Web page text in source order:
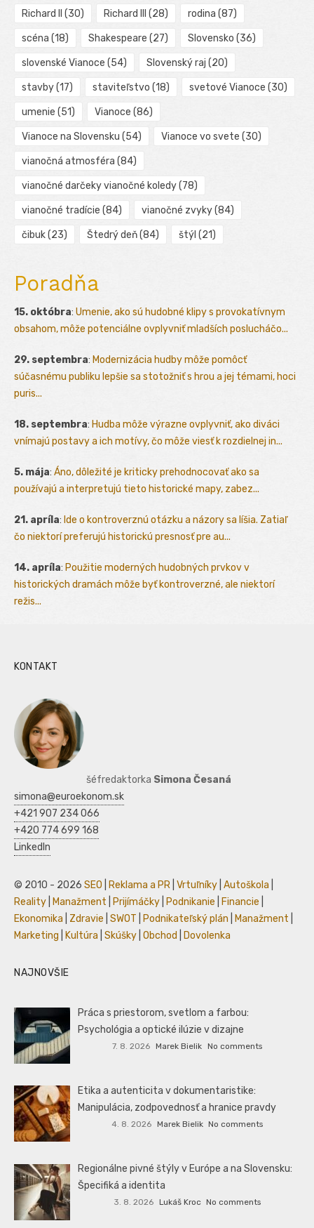
Richard II (30) Richard III (28) rodina (87)
scéna (18) Shakespeare (27) Slovensko (36)
slovenské Vianoce (54) Slovenský raj (20)
stavby(17) staviteľstvo (18) svetové Vianoce (30)
umenie (51) Vianoce (86)
Vianoce na Slovensku (54) Vianoce vo svete (30)
vianočná atmosféra (84)
vianočné darčeky vianočné koledy(78)
vianočné tradície (84) vianočné zvyky(84)
čibuk(23) Štedrý deň(84) štýl (21)
Poradňa
15. októbra: Umenie, ako sú hudobné klipy s provokatívnym
obsahom, môže potenciálne ovplyvniť mladších poslucháčo...
29. septembra: Modernizácia hudby môže pomôcť
súčasnému publiku lepšie sa stotožniť s hrou a jej témami, hoci
puris...
18. septembra: Hudba môže výrazne ovplyvniť, ako diváci
vnímajú postavy a ich motívy, čo môže viesť k rozdielnej in...
5. mája: Áno, dôležité je kriticky prehodnocovať ako sa
používajú a interpretujú tieto historické mapy, zabez...
21. apríla: Ide o kontroverznú otázku a názory sa líšia. Zatiaľ
čo niektorí preferujú historickú presnosť pre au...
14. apríla: Použitie moderných hudobných prvkov v
historických dramách môže byť kontroverzné, ale niektorí
režis...
KONTAKT
šéfredaktorka Simona Česaná
simona@euroekonom.sk
+421 907 234 066
+420 774 699 168
LinkedIn
© 2010 - 2026 SEO Reklama a PR Vrtuľníky Autoškola
Reality
Manažment Prijímáčky Podnikanie Financie
Ekonomika
Zdravie SWOT Podnikateľský plán Manažment
Marketing
Kultúra Skúšky Obchod Dovolenka
NAJNOVŠIE
Práca s priestorom, svetlom a farbou:
Psychológia a optické ilúzie v dizajne
7. 8. 2026 Marek Bielik No comments
Etika a autenticita v dokumentaristike:
Manipulácia, zodpovednosť a hranice pravdy
4. 8. 2026 Marek Bielik No comments
Regionálne pivné štýly v Európe a na Slovensku:
Špecifiká a identita
3. 8. 2026 Lukáš Kroc No comments